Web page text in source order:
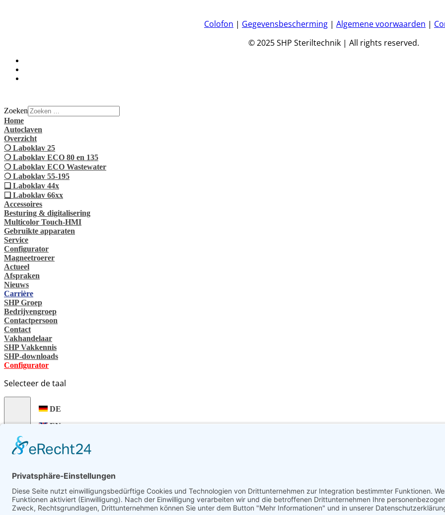
Colofon | Gegevensbescherming | Algemene voorwaarden |
© 2025 SHP Steriltechnik | All rights reserved.
Zoeken
Home
Autoclaven
Overzicht
❍ Laboklav 25
❍ Laboklav ECO 80 en 135
❍ Laboklav ECO Wastewater
❍ Laboklav 55-195
❏ Laboklav 44x
❏ Laboklav 66xx
Accessoires
Besturing & digitalisering
Multicolor Touch-HMI
Gebruikte apparaten
Service
Configurator
Magneetroerer
Actueel
Afspraken
Nieuws
Carrière
SHP Groep
Bedrijvengroep
Contactpersoon
Contact
Vakhandelaar
SHP Vakkennis
SHP-downloads
Configurator
Selecteer de taal
NL
DE
EN
ES
UK
SV